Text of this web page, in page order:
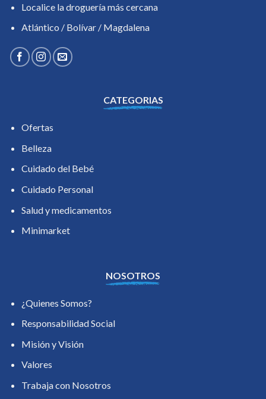
Localice la droguería más cercana
Atlántico / Bolívar / Magdalena
CATEGORIAS
Ofertas
Belleza
Cuidado del Bebé
Cuidado Personal
Salud y medicamentos
Minimarket
NOSOTROS
¿Quienes Somos?
Responsabilidad Social
Misión y Visión
Valores
Trabaja con Nosotros